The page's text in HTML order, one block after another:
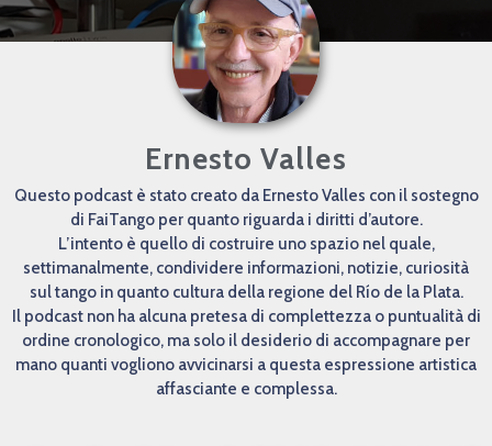
Ernesto Valles
Questo podcast è stato creato da Ernesto Valles con il sostegno
di FaiTango per quanto riguarda i diritti d’autore.
L’intento è quello di costruire uno spazio nel quale,
settimanalmente, condividere informazioni, notizie, curiosità
sul tango in quanto cultura della regione del Río de la Plata.
Il podcast non ha alcuna pretesa di complettezza o puntualità di
ordine cronologico, ma solo il desiderio di accompagnare per
mano quanti vogliono avvicinarsi a questa espressione artistica
affasciante e complessa.